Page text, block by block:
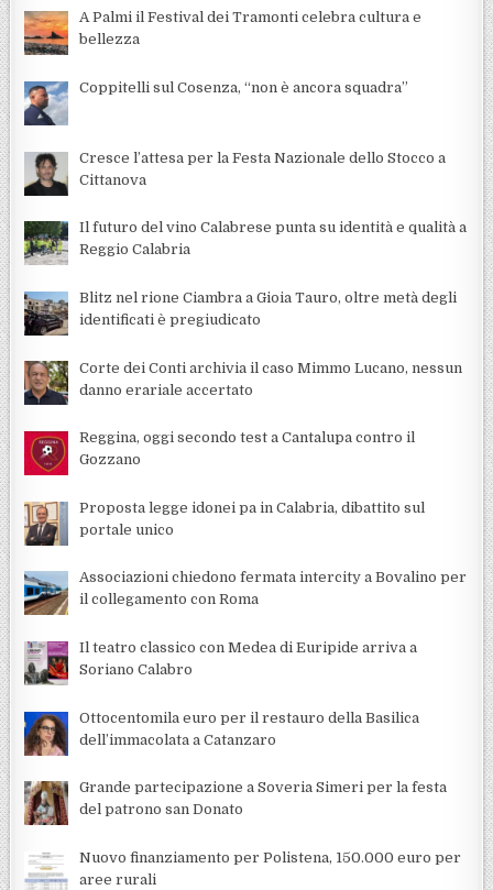
A Palmi il Festival dei Tramonti celebra cultura e
bellezza
Coppitelli sul Cosenza, “non è ancora squadra”
Cresce l’attesa per la Festa Nazionale dello Stocco a
Cittanova
Il futuro del vino Calabrese punta su identità e qualità a
Reggio Calabria
Blitz nel rione Ciambra a Gioia Tauro, oltre metà degli
identificati è pregiudicato
Corte dei Conti archivia il caso Mimmo Lucano, nessun
danno erariale accertato
Reggina, oggi secondo test a Cantalupa contro il
Gozzano
Proposta legge idonei pa in Calabria, dibattito sul
portale unico
Associazioni chiedono fermata intercity a Bovalino per
il collegamento con Roma
Il teatro classico con Medea di Euripide arriva a
Soriano Calabro
Ottocentomila euro per il restauro della Basilica
dell’immacolata a Catanzaro
Grande partecipazione a Soveria Simeri per la festa
del patrono san Donato
Nuovo finanziamento per Polistena, 150.000 euro per
aree rurali